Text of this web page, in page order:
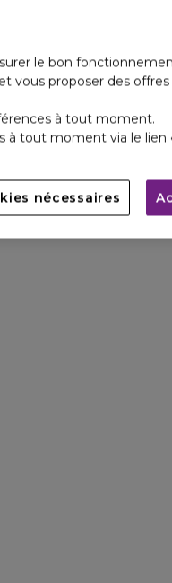
le bon
vous proposer des
à tout moment.
à tout moment via le lien
nécessaires